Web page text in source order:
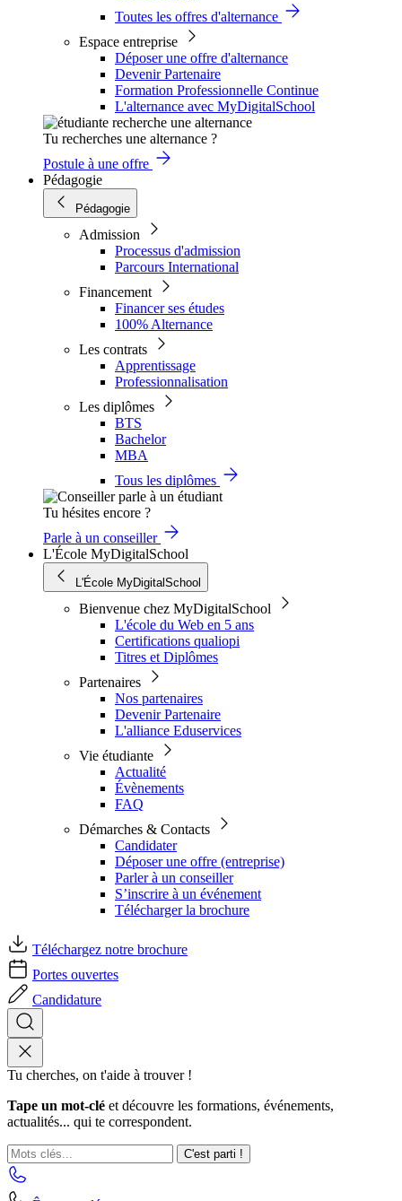
Toutes les offres d'alternance
Espace entreprise
Déposer une offre d'alternance
Devenir Partenaire
Formation Professionnelle Continue
L'alternance avec MyDigitalSchool
Tu recherches une alternance ?
Postule à une offre
Pédagogie
Pédagogie
Admission
Processus d'admission
Parcours International
Financement
Financer ses études
100% Alternance
Les contrats
Apprentissage
Professionnalisation
Les diplômes
BTS
Bachelor
MBA
Tous les diplômes
Tu hésites encore ?
Parle à un conseiller
L'École MyDigitalSchool
L'École MyDigitalSchool
Bienvenue chez MyDigitalSchool
L'école du Web en 5 ans
Certifications qualiopi
Titres et Diplômes
Partenaires
Nos partenaires
Devenir Partenaire
L'alliance Eduservices
Vie étudiante
Actualité
Évènements
FAQ
Démarches & Contacts
Candidater
Déposer une offre (entreprise)
Parler à un conseiller
S’inscrire à un événement
Télécharger la brochure
Téléchargez notre brochure
Portes ouvertes
Candidature
Tu cherches, on t'aide à trouver !
Tape un mot-clé et découvre les formations, événements,
actualités... qui te correspondent.
C'est parti !